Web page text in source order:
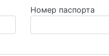
Номер паспорта